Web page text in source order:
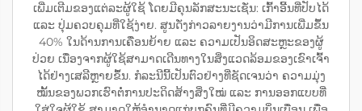
ເພີ່ມເຕີມຂອງແຕ່ລະຜູ້ໃຊ້ ໂດຍມີຄຸນລັກສະນະເຊັ່ນ: ເກົ້າອີ້ນທີ່ປັບໄດ້
ແລະ ປຸ່ມຄວບຄຸມທີ່ໃຊ້ງ່າຍ. ສູນດັ່ງກ່າວລາຍງານວ່າມີການເພີ່ມຂຶ້ນ
40% ໃນດ້ານການເຄື່ອນຍ້າຍ ແລະ ຄວາມເປັນອິດສະຫຼະຂອງຜູ້
ປ່ວຍ ເນື່ອງຈາກຜູ້ໃຊ້ສາມາດເດີນທາງໃນສິ່ງແວດລ້ອມຂອງເຂົາເຈົ້າ
ໄດ້ຢ່າງເສລີຫຼາຍຂຶ້ນ. ກໍລະນີນີ້ເປັນຕົວຢ່າງທີ່ຊັດເຈນວ່າ ຄວາມມຸ່ງ
ໝັ້ນຂອງພວກເຮົາຕໍ່ການປະດິດສ້າງສິ່ງໃໝ່ ແລະ ການອອກແບບທີ່